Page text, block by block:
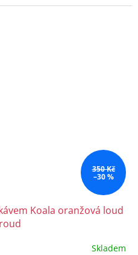
350 Kč
–30 %
Koala oranžová loud
Skladem